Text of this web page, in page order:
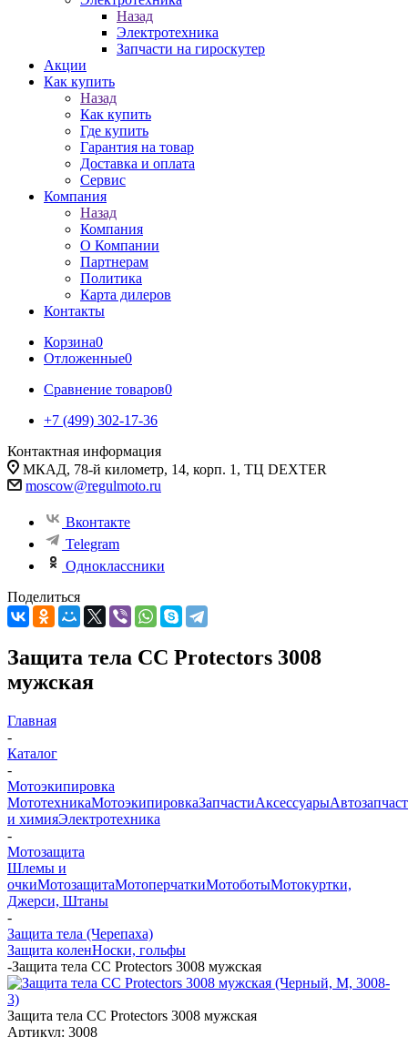
Назад
Электротехника
Запчасти на гироскутер
Акции
Как купить
Назад
Как купить
Где купить
Гарантия на товар
Доставка и оплата
Сервис
Компания
Назад
Компания
О Компании
Партнерам
Политика
Карта дилеров
Контакты
Корзина0
Отложенные0
Сравнение товаров0
+7 (499) 302-17-36
Контактная информация
МКАД, 78-й километр, 14, корп. 1, ТЦ DEXTER
moscow@regulmoto.ru
Вконтакте
Telegram
Одноклассники
Поделиться
Защита тела СС Protectors 3008
мужская
Главная
-
Каталог
-
Мотоэкипировка
МототехникаМотоэкипировкаЗапчастиАксессуары
и химияЭлектротехника
-
Мотозащита
Шлемы и
очкиМотозащитаМотоперчаткиМотоботыМотокуртки,
Джерси, Штаны
-
Защита тела (Черепаха)
Защита коленНоски, гольфы
-Защита тела СС Protectors 3008 мужская
Защита тела СС Protectors 3008 мужская
Артикул: 3008